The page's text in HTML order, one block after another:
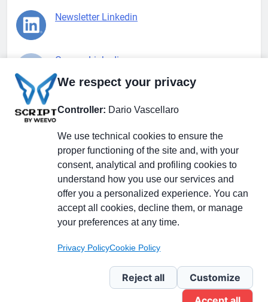
Newsletter Linkedin
Gruppo Linkedin
Pagina Facebook
X.com
Il Giornale delle PMI.
Testata giornalistica
registrata al Tribunale di
Milano n. 353 del 19
novembre 2013 Powered By
Disclaimer Privacy PolicyCookie
We respect your privacy
Controller: Dario Vascellaro
We use technical cookies to ensure the
proper functioning of the site and, with your
consent, analytical and profiling cookies to
understand how you use our services and
offer you a personalized experience. You can
accept all cookies, decline them, or manage
your preferences at any time.
Privacy PolicyCookie Policy
Reject all
Customize